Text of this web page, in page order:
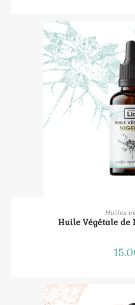
AJOUTER
Huiles
Huile Végétale de